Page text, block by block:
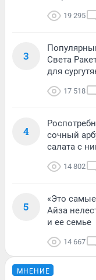
19 295
3
Света
для
17 518
4
сочный
салата с
14 802
5
«Это
Айза
и ее семье
14 667
МНЕНИЕ